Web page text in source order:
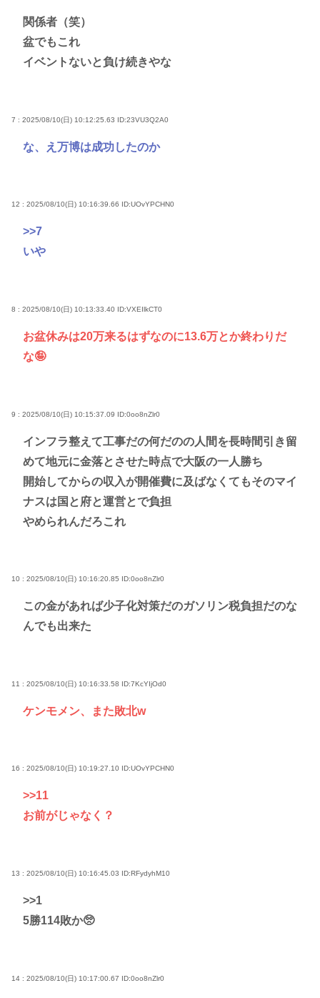
関係者（笑）
盆でもこれ
イベントないと負け続きやな
7 : 2025/08/10(日) 10:12:25.63 ID:23VU3Q2A0
な、え万博は成功したのか
12 : 2025/08/10(日) 10:16:39.66 ID:UOvYPCHN0
>>7
いや
8 : 2025/08/10(日) 10:13:33.40 ID:VXEIlkCT0
お盆休みは20万来るはずなのに13.6万とか終わりだ
な🤪
9 : 2025/08/10(日) 10:15:37.09 ID:0oo8nZlr0
インフラ整えて工事だの何だのの人間を長時間引き留
めて地元に金落とさせた時点で大阪の一人勝ち
開始してからの収入が開催費に及ばなくてもそのマイ
ナスは国と府と運営とで負担
やめられんだろこれ
10 : 2025/08/10(日) 10:16:20.85 ID:0oo8nZlr0
この金があれば少子化対策だのガソリン税負担だのな
んでも出来た
11 : 2025/08/10(日) 10:16:33.58 ID:7KcYIjOd0
ケンモメン、また敗北w
16 : 2025/08/10(日) 10:19:27.10 ID:UOvYPCHN0
>>11
お前がじゃなく？
13 : 2025/08/10(日) 10:16:45.03 ID:RFydyhM10
>>1
5勝114敗か🥺
14 : 2025/08/10(日) 10:17:00.67 ID:0oo8nZlr0